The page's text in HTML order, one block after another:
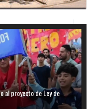
al proyecto de Ley de